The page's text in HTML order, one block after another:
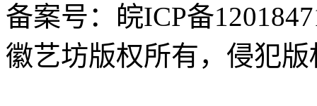
备案号：皖ICP备
徽艺坊版权所有，侵犯